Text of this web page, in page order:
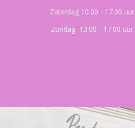
Zaterdag 10.00 - 17.00 uur
Zondag 13.00 - 17.00 uur